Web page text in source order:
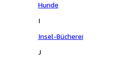
Hunde
I
Insel-Bücherei
J